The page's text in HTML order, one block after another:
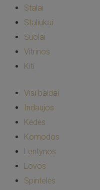
Stalai
Staliukai
Suolai
Vitrinos
Kiti
Visi baldai
Indaujos
Kėdės
Komodos
Lentynos
Lovos
Spintelės